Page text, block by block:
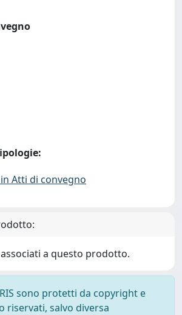
Atti di convegno
a questo prodotto.
sono protetti da copyright e
riservati, salvo diversa